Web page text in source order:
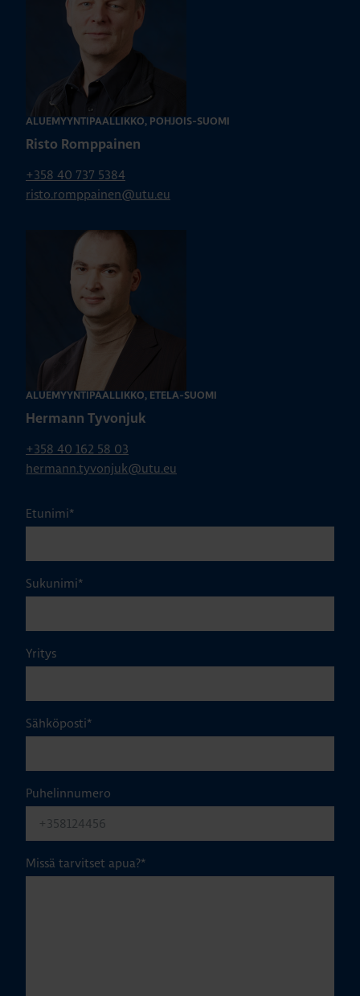
ALUEMYYNTIPÄÄLLIKKÖ, POHJOIS-SUOMI
Risto Romppainen
+358 40 737 5384
risto.romppainen@utu.eu
ALUEMYYNTIPÄÄLLIKKÖ, ETELÄ-SUOMI
Hermann Tyvonjuk
+358 40 162 58 03
hermann.tyvonjuk@utu.eu
Etunimi*
Sukunimi*
Yritys
Sähköposti*
Puhelinnumero
Missä tarvitset apua?*